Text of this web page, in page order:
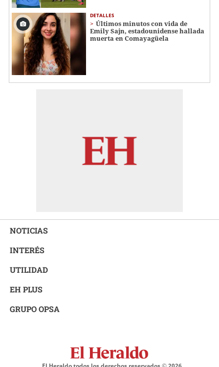
DETALLES
Últimos minutos con vida de
Emily Sajn, estadounidense hallada
muerta en Comayagüela
NOTICIAS
INTERÉS
UTILIDAD
EH PLUS
GRUPO OPSA